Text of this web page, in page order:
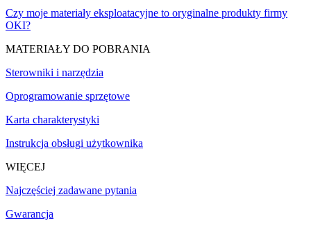
Czy moje materiały eksploatacyjne to oryginalne produkty firmy
OKI?
MATERIAŁY DO POBRANIA
Sterowniki i narzędzia
Oprogramowanie sprzętowe
Karta charakterystyki
Instrukcja obsługi użytkownika
WIĘCEJ
Najczęściej zadawane pytania
Gwarancja